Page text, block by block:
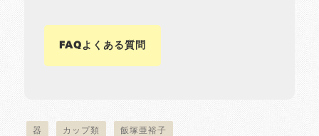
FAQよくある質問
器 カップ類 飯塚亜裕子